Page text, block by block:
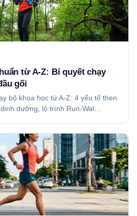
từ A-Z: Bí quyết chạy
gối
bộ khoa học từ A-Z: 4 yếu tố then
dưỡng, lộ trình Run-Wal…